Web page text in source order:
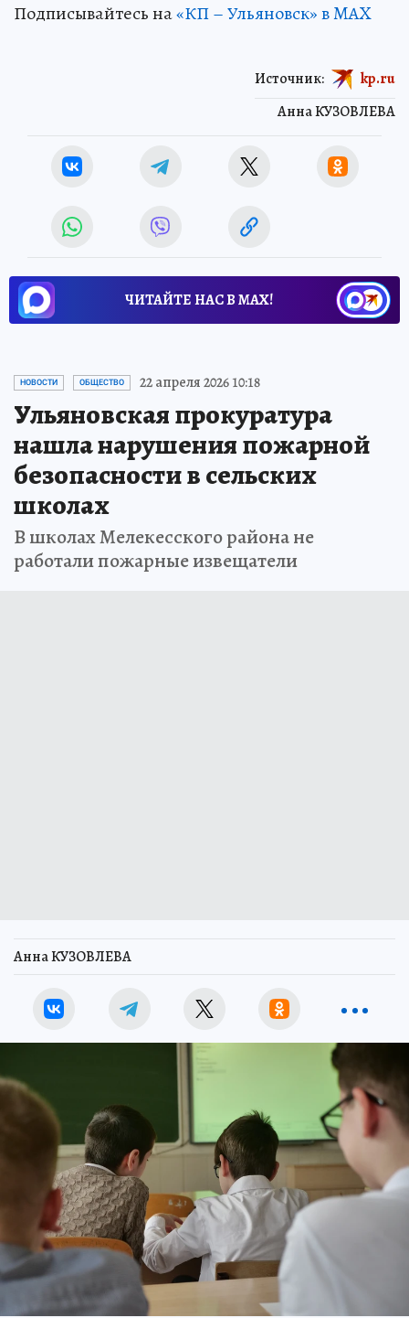
Подписывайтесь на«КП – Ульяновск» в MAX
Анна КУЗОВЛЕВА
Источник: kp.ru
ЧИТАЙТЕ НАС В МАХ!
НОВОСТИ ОБЩЕСТВО 22 апреля 2026 10:18
Ульяновская прокуратура
нашла нарушения пожарной
безопасности в сельских
школах
В школах Мелекесского района не
работали пожарные извещатели
Анна КУЗОВЛЕВА